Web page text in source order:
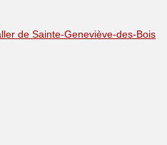
de Sainte-Geneviève-des-Bois